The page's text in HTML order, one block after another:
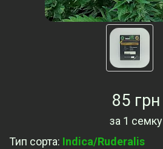
85 грн
за 1 семку
Тип сорта: Indica/Ruderalis